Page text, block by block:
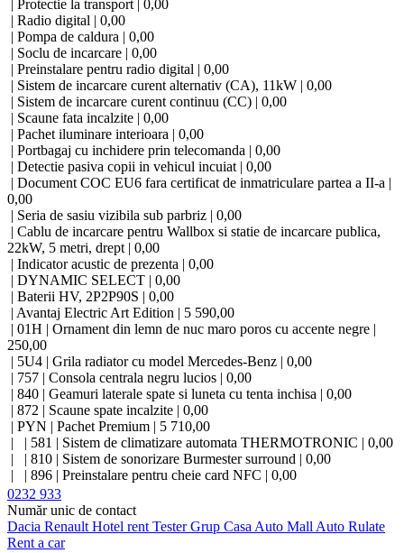
| Protectie la transport | 0,00
| Radio digital | 0,00
| Pompa de caldura | 0,00
| Soclu de incarcare | 0,00
| Preinstalare pentru radio digital | 0,00
| Sistem de incarcare curent alternativ (CA), 11kW | 0,00
| Sistem de incarcare curent continuu (CC) | 0,00
| Scaune fata incalzite | 0,00
| Pachet iluminare interioara | 0,00
| Portbagaj cu inchidere prin telecomanda | 0,00
| Detectie pasiva copii in vehicul incuiat | 0,00
| Document COC EU6 fara certificat de inmatriculare partea a II-a |
0,00
| Seria de sasiu vizibila sub parbriz | 0,00
| Cablu de incarcare pentru Wallbox si statie de incarcare publica,
22kW, 5 metri, drept | 0,00
| Indicator acustic de prezenta | 0,00
| DYNAMIC SELECT | 0,00
| Baterii HV, 2P2P90S | 0,00
| Avantaj Electric Art Edition | 5 590,00
| 01H | Ornament din lemn de nuc maro poros cu accente negre |
250,00
| 5U4 | Grila radiator cu model Mercedes-Benz | 0,00
| 757 | Consola centrala negru lucios | 0,00
| 840 | Geamuri laterale spate si luneta cu tenta inchisa | 0,00
| 872 | Scaune spate incalzite | 0,00
| PYN | Pachet Premium | 5 710,00
| | 581 | Sistem de climatizare automata THERMOTRONIC | 0,00
| | 810 | Sistem de sonorizare Burmester surround | 0,00
| | 896 | Preinstalare pentru cheie card NFC | 0,00
| | P17 | Pachet confort KEYLESS-GO | 0,00
| | | 871 | Sistem de senzori pentru deschiderea haionului | 0,00
| | P82 | Urban Guard Plus | 0,00
| | | 551 | Sistem de alarma antifurt | 0,00
0232 933
Număr unic de contact
Dacia Renault Hotel rent Tester Grup Casa Auto Mall Auto Rulate
Rent a car